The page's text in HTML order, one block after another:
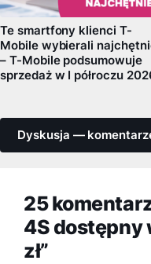
Te smartfony klienci T-
Mobile wybierali
– T-Mobile podsumowuje
sprzedaż w I półroczu
Dyskusja —
25
4S dostępny
zł”